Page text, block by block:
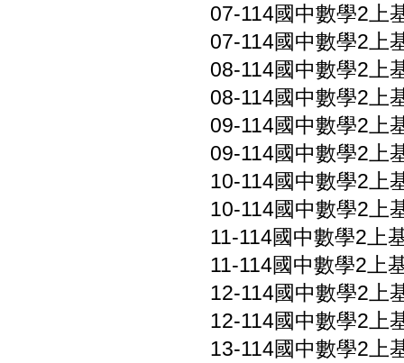
07-114國中數學2上
07-114國中數學2上
08-114國中數學2上
08-114國中數學2上
09-114國中數學2上
09-114國中數學2上
10-114國中數學2上
10-114國中數學2上
11-114國中數學2上
11-114國中數學2上
12-114國中數學2上
12-114國中數學2上
13-114國中數學2上